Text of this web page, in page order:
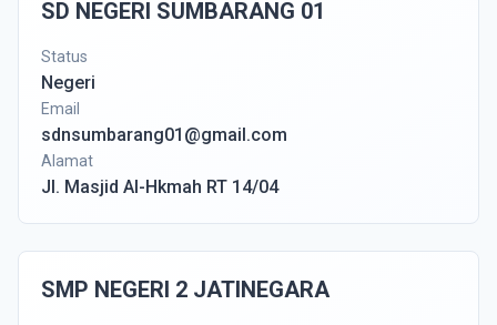
SD NEGERI SUMBARANG 01
Status
Negeri
Email
sdnsumbarang01@gmail.com
Alamat
Jl. Masjid Al-Hkmah RT 14/04
SMP NEGERI 2 JATINEGARA